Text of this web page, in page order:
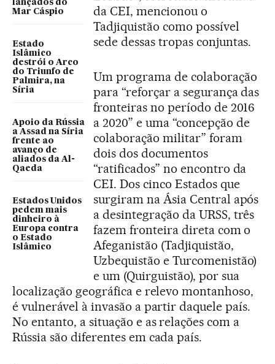
lançados do
Mar Cáspio
Estado
Islâmico
destrói o Arco
do Triunfo de
Palmira, na
Síria
Apoio da Rússia
a Assad na Síria
frente ao
avanço de
aliados da Al-
Qaeda
Estados Unidos
pedem mais
dinheiro à
Europa contra
o Estado
Islâmico
da CEI, mencionou o
Tadjiquistão como possível
sede dessas tropas conjuntas.
Um programa de colaboração
para “reforçar a segurança das
fronteiras no período de 2016
a 2020” e uma “concepção de
colaboração militar” foram
dois dos documentos
“ratificados” no encontro da
CEI. Dos cinco Estados que
surgiram na Ásia Central após
a desintegração da URSS, três
fazem fronteira direta com o
Afeganistão (Tadjiquistão,
Uzbequistão e Turcomenistão)
e um (Quirguistão), por sua
localização geográfica e relevo montanhoso,
é vulnerável à invasão a partir daquele país.
No entanto, a situação e as relações com a
Rússia são diferentes em cada país.